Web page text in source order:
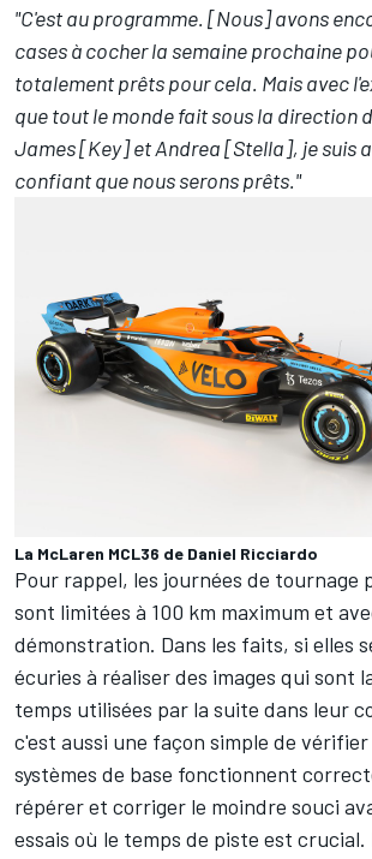
"C'est au programme. [Nous] avons
cases à cocher la semaine prochaine
totalement prêts pour cela. Mais avec
que tout le monde fait sous la direction
James [Key] et Andrea [Stella], je suis
confiant que nous serons prêts."
La McLaren MCL36 de Daniel Ricciardo
Pour rappel, les journées de tournage
sont limitées à 100 km maximum et
démonstration. Dans les faits, si elles
écuries à réaliser des images qui sont
temps utilisées par la suite dans leur
c'est aussi une façon simple de vérifier
systèmes de base fonctionnent
répérer et corriger le moindre souci
essais où le temps de piste est crucial.